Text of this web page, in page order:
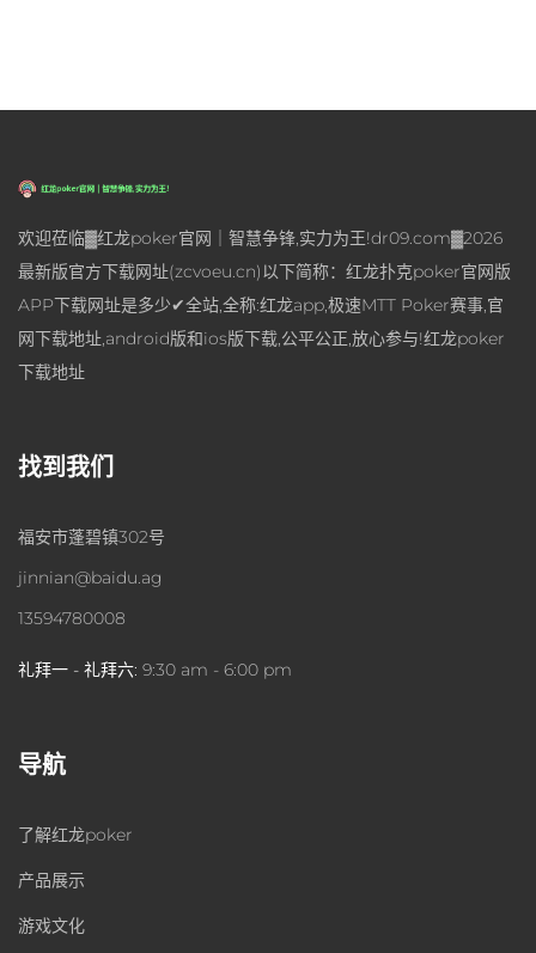
欢迎莅临▓红龙poker官网｜智慧争锋,实力为王!dr09.com▓2026
最新版官方下载网址(zcvoeu.cn)以下简称：红龙扑克poker官网版
APP下载网址是多少✔全站,全称:红龙app,极速MTT Poker赛事,官
网下载地址,android版和ios版下载,公平公正,放心参与!红龙poker
下载地址
找到我们
福安市蓬碧镇302号
jinnian@baidu.ag
13594780008
礼拜一 - 礼拜六: 9:30 am - 6:00 pm
导航
了解红龙poker
产品展示
游戏文化